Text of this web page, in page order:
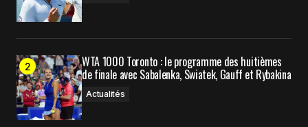
Your E-mail*
WTA 1000 Toronto : le programme des huitièmes
de finale avec Sabalenka, Swiatek, Gauff et Rybakina
Actualités